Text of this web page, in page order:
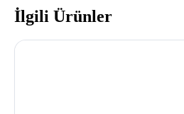
İlgili Ürünler